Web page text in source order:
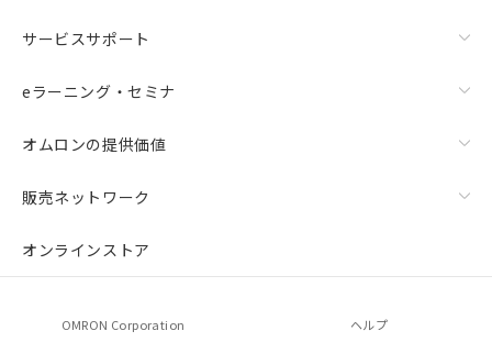
サービスサポート
eラーニング・セミナ
オムロンの提供価値
販売ネットワーク
オンラインストア
OMRON Corporation ヘルプ